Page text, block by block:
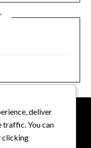
deliver
traffic. You can
clicking